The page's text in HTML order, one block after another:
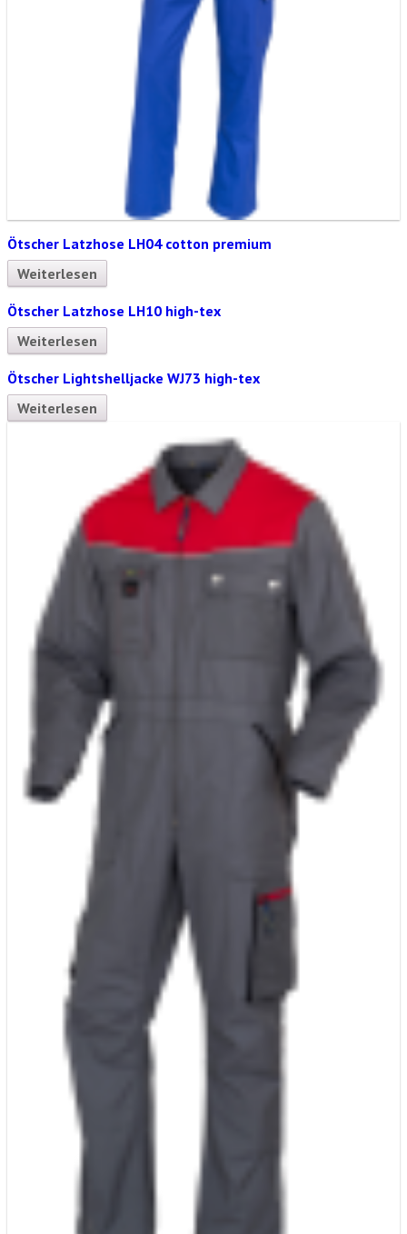
Ötscher Latzhose LH04 cotton premium
Weiterlesen
Ötscher Latzhose LH10 high-tex
Weiterlesen
Ötscher Lightshelljacke WJ73 high-tex
Weiterlesen